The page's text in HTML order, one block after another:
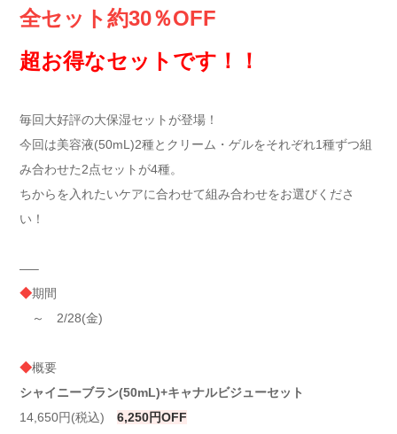
全セット約30％OFF
超お得なセットです！！
毎回大好評の大保湿セットが登場！
今回は美容液(50mL)2種とクリーム・ゲルをそれぞれ1種ずつ組
み合わせた2点セットが4種。
ちからを入れたいケアに合わせて組み合わせをお選びくださ
い！
—–
◆期間
～ 2/28(金)
◆概要
シャイニーブラン(50mL)+キャナルビジューセット
14,650円(税込) 6,250円OFF